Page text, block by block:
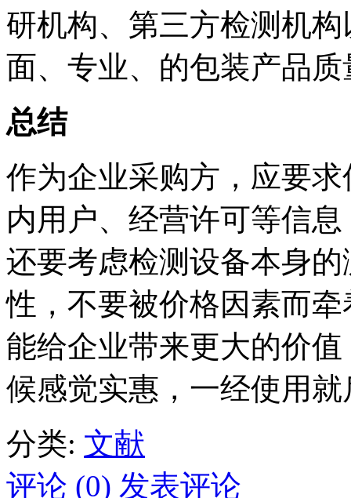
研机构、第三方检测机
面、专业、的包装产品
总结
作为企业采购方，应要
内用户、经营许可等信
还要考虑检测设备本身
性，不要被价格因素而
能给企业带来更大的价
候感觉实惠，一经使用
分类: 文献
评论 (0) 发表评论